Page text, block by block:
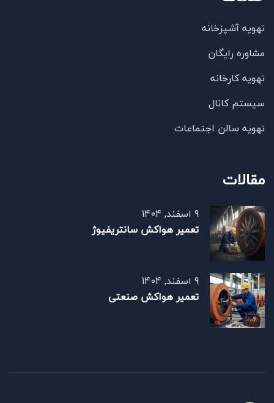
تهویه آشپزخانه
مشاوره رایگان
تهویه کارخانه
سیستم کانال
تهویه سالن اجتماعات
مقالات
9 اسفند, 1404
تعمیر هواکش سانتریفیوژ
9 اسفند, 1404
تعمیر هواکش صنعتی